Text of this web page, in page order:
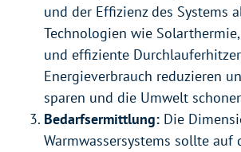
und der Effizienz des Systems
Technologien wie
und effiziente
Energieverbrauch reduzieren
sparen und die Umwelt
Bedarfsermittlung: Die
Warmwassersystems sollte